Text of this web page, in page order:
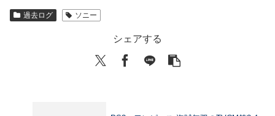
過去ログ ソニー
シェアする